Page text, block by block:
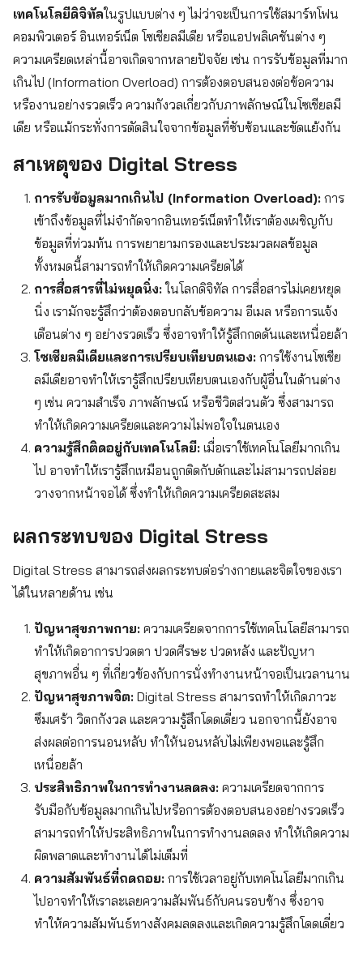
เทคโนโลยีดิจิทัลในรูปแบบต่าง ๆ ไม่ว่าจะเป็นการใช้สมาร์ทโฟน
คอมพิวเตอร์ อินเทอร์เน็ต โซเชียลมีเดีย หรือแอปพลิเคชันต่าง ๆ
ความเครียดเหล่านี้อาจเกิดจากหลายปัจจัย เช่น การรับข้อมูลที่มาก
เกินไป (Information Overload) การต้องตอบสนองต่อข้อความ
หรืองานอย่างรวดเร็ว ความกังวลเกี่ยวกับภาพลักษณ์ในโซเชียลมี
เดีย หรือแม้กระทั่งการตัดสินใจจากข้อมูลที่ซับซ้อนและขัดแย้งกัน
สาเหตุของ Digital Stress
การรับข้อมูลมากเกินไป (Information Overload):การ
เข้าถึงข้อมูลที่ไม่จำกัดจากอินเทอร์เน็ตทำให้เราต้องเผชิญกับ
ข้อมูลที่ท่วมท้น การพยายามกรองและประมวลผลข้อมูล
ทั้งหมดนี้สามารถทำให้เกิดความเครียดได้
การสื่อสารที่ไม่หยุดนิ่ง:ในโลกดิจิทัล การสื่อสารไม่เคยหยุด
นิ่ง เรามักจะรู้สึกว่าต้องตอบกลับข้อความ อีเมล หรือการแจ้ง
เตือนต่าง ๆ อย่างรวดเร็ว ซึ่งอาจทำให้รู้สึกกดดันและเหนื่อยล้า
โซเชียลมีเดียและการเปรียบเทียบตนเอง:การใช้งานโซเชีย
ลมีเดียอาจทำให้เรารู้สึกเปรียบเทียบตนเองกับผู้อื่นในด้านต่าง
ๆ เช่น ความสำเร็จ ภาพลักษณ์ หรือชีวิตส่วนตัว ซึ่งสามารถ
ทำให้เกิดความเครียดและความไม่พอใจในตนเอง
ความรู้สึกติดอยู่กับเทคโนโลยี:เมื่อเราใช้เทคโนโลยีมากเกิน
ไป อาจทำให้เรารู้สึกเหมือนถูกติดกับดักและไม่สามารถปล่อย
วางจากหน้าจอได้ ซึ่งทำให้เกิดความเครียดสะสม
ผลกระทบของ Digital Stress
Digital Stress สามารถส่งผลกระทบต่อร่างกายและจิตใจของเรา
ได้ในหลายด้าน เช่น
ปัญหาสุขภาพกาย:ความเครียดจากการใช้เทคโนโลยีสามารถ
ทำให้เกิดอาการปวดตา ปวดศีรษะ ปวดหลัง และปัญหา
สุขภาพอื่น ๆ ที่เกี่ยวข้องกับการนั่งทำงานหน้าจอเป็นเวลานาน
ปัญหาสุขภาพจิต:Digital Stress สามารถทำให้เกิดภาวะ
ซึมเศร้า วิตกกังวล และความรู้สึกโดดเดี่ยว นอกจากนี้ยังอาจ
ส่งผลต่อการนอนหลับ ทำให้นอนหลับไม่เพียงพอและรู้สึก
เหนื่อยล้า
ประสิทธิภาพในการทำงานลดลง:ความเครียดจากการ
รับมือกับข้อมูลมากเกินไปหรือการต้องตอบสนองอย่างรวดเร็ว
สามารถทำให้ประสิทธิภาพในการทำงานลดลง ทำให้เกิดความ
ผิดพลาดและทำงานได้ไม่เต็มที่
ความสัมพันธ์ที่ถดถอย:การใช้เวลาอยู่กับเทคโนโลยีมากเกิน
ไปอาจทำให้เราละเลยความสัมพันธ์กับคนรอบข้าง ซึ่งอาจ
ทำให้ความสัมพันธ์ทางสังคมลดลงและเกิดความรู้สึกโดดเดี่ยว